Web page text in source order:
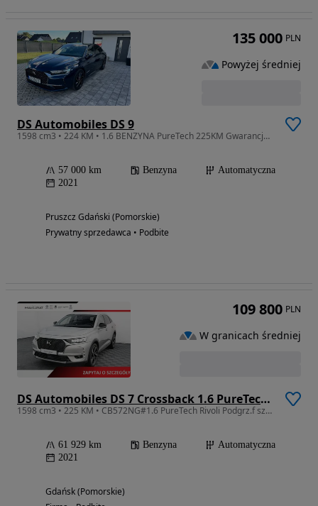
DS Automobiles DS 9
1598 cm3 • 224 KM • 1.6 BENZYNA PureTech 225KM Gwarancja Salon Polska PERFORMANCE LINE
57 000 km Benzyna
Automatyczna
2021
Pruszcz Gdański (Pomorskie)
Prywatny sprzedawca • Podbite
135 000 PLN
Powyżej średniej
DS Automobiles DS 7 Crossback 1.6 PureTech Rivoli
1598 cm3 • 225 KM • CB572NG#1.6 PureTech Rivoli Podgrz.f szyba NAVI Salon PL VAT23%
61 929 km Benzyna
Automatyczna
2021
Gdańsk (Pomorskie)
109 800 PLN
W granicach średniej